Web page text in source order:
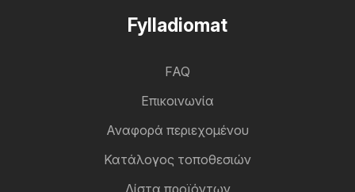
Fylladiomat
FAQ
Επικοινωνία
Αναφορά περιεχομένου
Κατάλογος τοποθεσιών